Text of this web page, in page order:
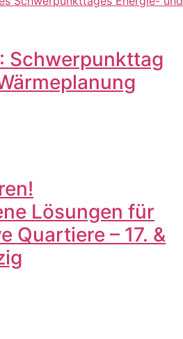
Schwerpunkttag
Lösungen für
Quartiere – 17. &